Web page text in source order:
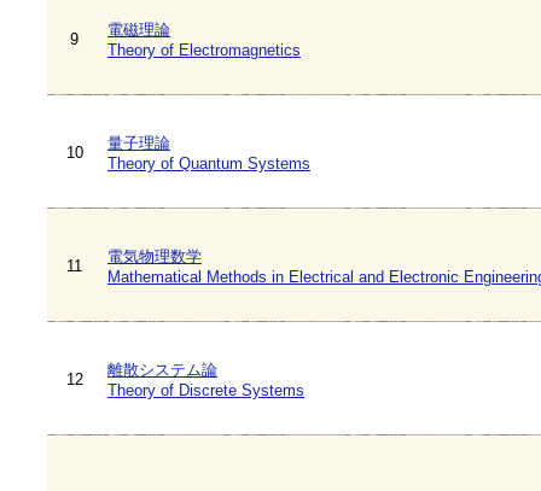
9
電磁理論
Theory of Electromagnetics
10
量子理論
Theory of Quantum Systems
11
電気物理数学
Mathematical Methods in Electrical and Electronic
12
離散システム論
Theory of Discrete Systems